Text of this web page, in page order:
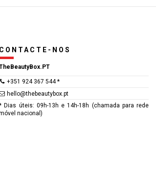
CONTACTE-NOS
+351 924 367 544 *
hello@thebeautybox.pt
Dias úteis: 09h-13h e 14h-18h (chamada para rede
nacional)